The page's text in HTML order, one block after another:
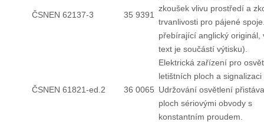
ČSNEN 62137-3 35 9391
zkoušek vlivu prostředí a
trvanlivosti pro pájené
přebírající anglický originál,
text je součástí výtisku).
ČSNEN 61821-ed.2 36 0065
Elektrická zařízení pro
letištních ploch a signalizaci
Udržování osvětlení
ploch sériovými obvody s
konstantním proudem.